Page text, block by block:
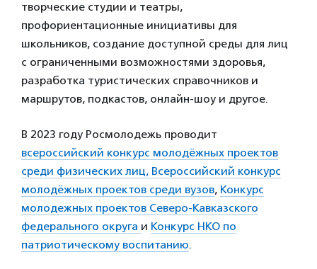
творческие студии и театры,
профориентационные инициативы для
школьников, создание доступной среды для лиц
с ограниченными возможностями здоровья,
разработка туристических справочников и
маршрутов, подкастов, онлайн-шоу и другое.
В 2023 году Росмолодежь проводит
всероссийский конкурс молодёжных проектов
среди физических лиц, Всероссийский конкурс
молодёжных проектов среди вузов, Конкурс
молодежных проектов Северо-Кавказского
федерального округа и Конкурс НКО по
патриотическому воспитанию.